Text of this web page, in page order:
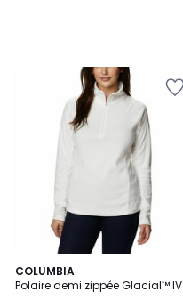
COLUMBIA
Polaire demi zippée Glacial™ IV
3,7
/ 5
2
Couleurs